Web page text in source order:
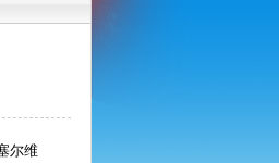
尔维